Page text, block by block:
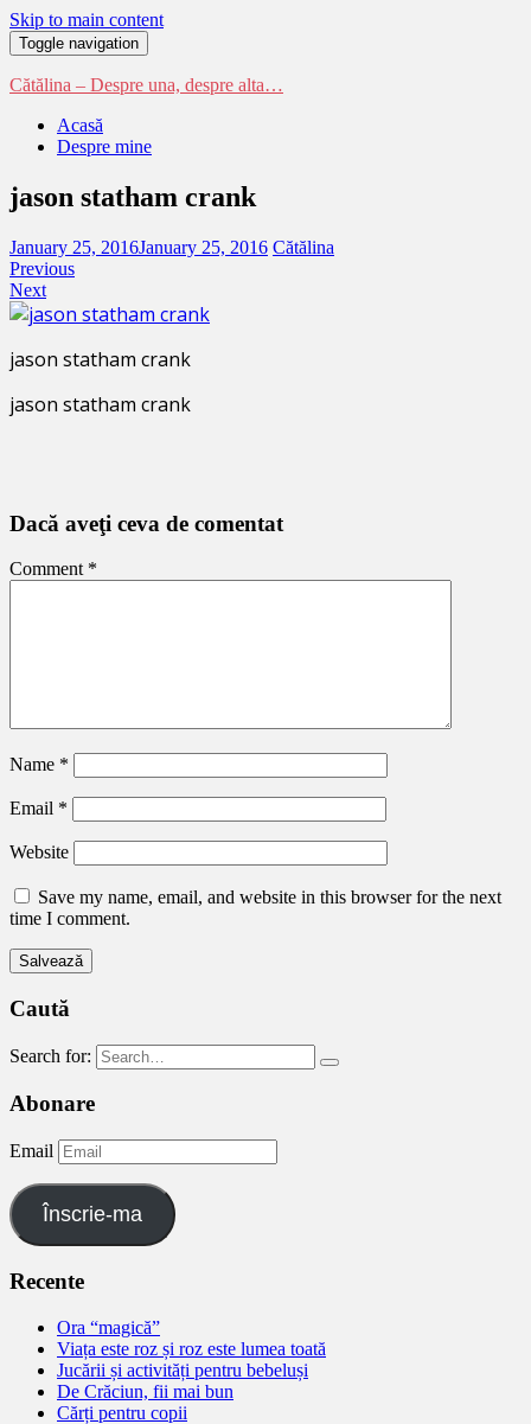
Skip to main content
Toggle navigation
Cătălina – Despre una, despre alta…
Acasă
Despre mine
jason statham crank
January 25, 2016January 25, 2016 Cătălina
Previous
Next
jason statham crank
jason statham crank
Dacă aveţi ceva de comentat
Comment *
Name *
Email *
Website
Save my name, email, and website in this browser for the next
time I comment.
Caută
Search for:
Abonare
Email
Înscrie-ma
Recente
Ora “magică”
Viața este roz și roz este lumea toată
Jucării și activități pentru bebeluși
De Crăciun, fii mai bun
Cărți pentru copii